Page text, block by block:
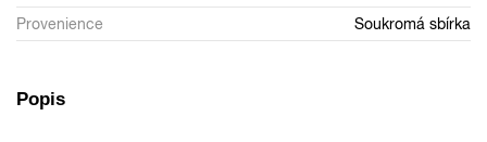
Provenience
Soukromá sbírka
Popis